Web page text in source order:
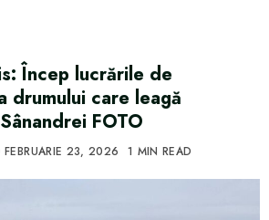
Încep lucrările de
drumului care leagă
FOTO
FEBRUARIE 23, 2026 1 MIN READ